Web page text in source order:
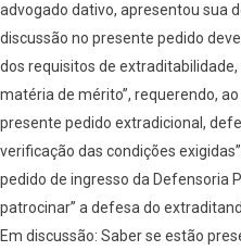
advogado dativo, apresentou sua
discussão no presente pedido
dos requisitos de
matéria de mérito”, requerendo,
presente pedido extradicional,
verificação das condições
pedido de ingresso da Defensoria
patrocinar” a defesa do
Em discussão: Saber se estão